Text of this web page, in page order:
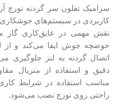
سرامیک تفلون سر گردنه تورچ
نقش مهمی در عایق‌کاری گاز
حوضچه جوش ایفا می‌کند و از
اتصال گردنه به لنز جلوگیری
دقیق و استفاده از متریال
مناسب استفاده در شرایط
راحتی روی تورچ نصب می‌شود.